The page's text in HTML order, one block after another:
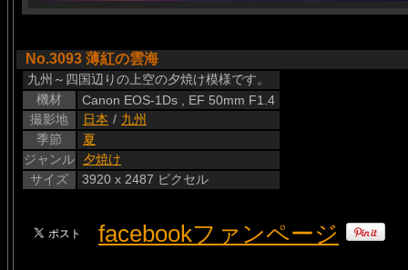
No.3093 薄紅の雲海
九州～四国辺りの上空の夕焼け模様です。
機材
Canon EOS-1Ds , EF 50mm F1.4
撮影地
日本 / 九州
季節
夏
ジャンル
夕焼け
サイズ
3920 x 2487 ピクセル
facebookファンページ